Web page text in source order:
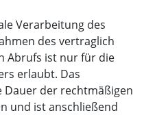
Verarbeitung des
des vertraglich
Abrufs ist nur für die
erlaubt. Das
der rechtmäßigen
und ist anschließend